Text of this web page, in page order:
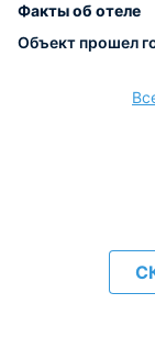
Факты об отеле
Объект прошел